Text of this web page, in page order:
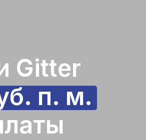
Gitter
п. м.